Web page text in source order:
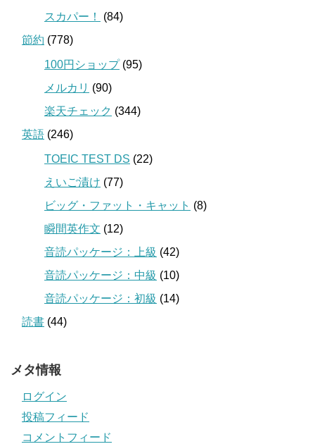
スカパー！
(84)
節約 (778)
100円ショップ(95)
メルカリ (90)
楽天チェック (344)
英語 (246)
TOEIC TEST DS (22)
えいご漬け (77)
ビッグ・ファット・キャット (8)
瞬間英作文 (12)
音読パッケージ：上級 (42)
音読パッケージ：中級 (10)
音読パッケージ：初級 (14)
読書 (44)
メタ情報
ログイン
投稿フィード
コメントフィード